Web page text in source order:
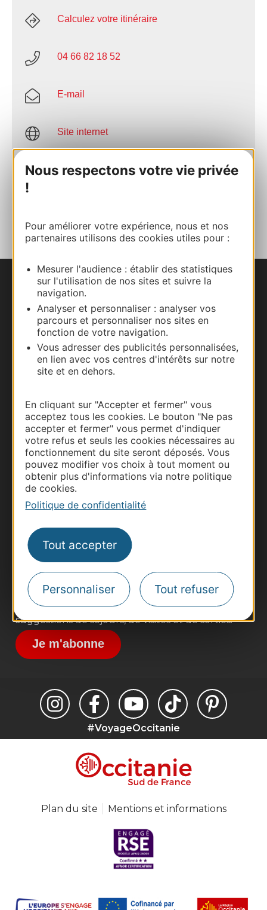
Nous respectons votre vie privée
!
Pour améliorer votre expérience, nous et nos
partenaires utilisons des cookies utiles pour :
Mesurer l'audience : établir des statistiques
sur l'utilisation de nos sites et suivre la
navigation.
Analyser et personnaliser : analyser vos
parcours et personnaliser nos sites en
fonction de votre navigation.
Vous adresser des publicités personnalisées,
en lien avec vos centres d'intérêts sur notre
site et en dehors.
En cliquant sur "Accepter et fermer" vous
acceptez tous les cookies. Le bouton "Ne pas
accepter et fermer" vous permet d'indiquer
votre refus et seuls les cookies nécessaires au
fonctionnement du site seront déposés. Vous
pouvez modifier vos choix à tout moment ou
obtenir plus d'informations via notre politique
de cookies.
Politique de confidentialité
Tout accepter
Personnaliser Tout refuser
Calculez votre itinéraire
04 66 82 18 52
E-mail
Site internet
Facebook
Nous contacter
Carte interactive
Documentation
Thermalisme
Business/Mice
Pros d'Occitanie
Site presse et d'influence
Voyagistes
Destination Sport
Inscrivez-vous à la lettre d'information
suggestions de séjours, de visites et de sorties.
Je m'abonne
#VoyageOccitanie
Plan du site Mentions et informations